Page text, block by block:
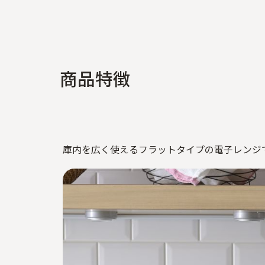
商品特徴
庫内を広く使えるフラットタイプの電子レンジ